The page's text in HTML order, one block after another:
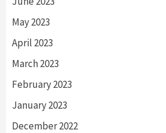
May 2023
April 2023
March 2023
February 2023
January 2023
December 2022